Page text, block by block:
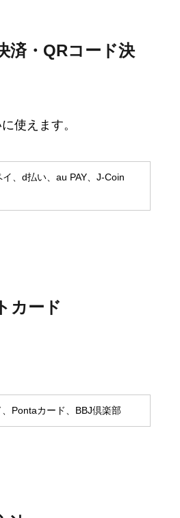
済・QRコード決
使えます。
、d払い、au PAY、J-Coin
カード
Pontaカード、BBJ倶楽部